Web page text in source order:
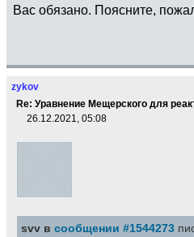
Вас обязано. Поясните,
zykov
Re: Уравнение Мещерского для
26.12.2021, 05:08
svv в сообщении #1544273